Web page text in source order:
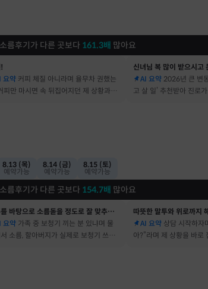
소름후기가 다른 곳보다 161.3배 많아요
요약 커피 체질 아니라며 율무차 권했는
피만 마시면 속 뒤집어지던 제 상황과 딱
신녀님 복 많이 받으시고
AI 요약 2026년 큰 변
고 살 일’ 추천받아 진로
8.13 (목)
예약가능
8.14 (금)
예약가능
8.15 (토)
예약가능
소름후기가 다른 곳보다 154.7배 많아요
사주를 바탕으로 소름돋을 정도로 잘 맞추는 곳
요약 가족 중 보청기 끼는 분 있냐며 물
서 소름, 할아버지가 실제로 보청기 쓰세
따뜻한 말투와 위로까지
AI 요약 상담 시작하자
아?”라며 제 상황을 바로